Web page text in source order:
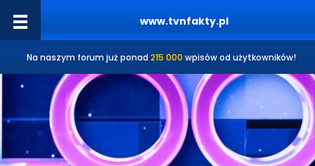
www.tvnfakty.pl
Na naszym forum już ponad 215 000 wpisów od użytkowników!